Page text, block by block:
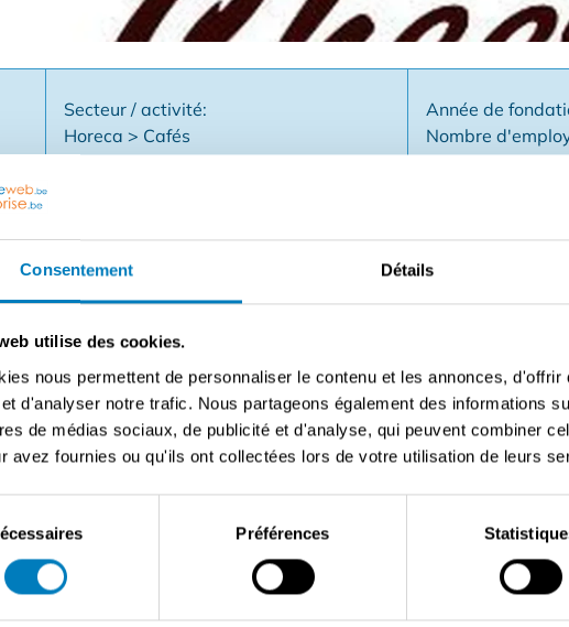
Consentement Détails
utilise des cookies.
nous permettent de personnaliser le contenu et les annonces,
d'analyser notre trafic. Nous partageons également des informations
de médias sociaux, de publicité et d'analyse, qui peuvent combiner
avez fournies ou qu'ils ont collectées lors de votre utilisation de leurs
Préférences
Secteur / activité:
Horeca > Cafés
Année de
Nombre
Type
à un emplacement de choix dans la région d'Anvers (coin) | nombre
actuellement avec 2 employés + 2 gérants | heures
les spectacles | obligation à InBev pour l'achat de fûts | libre
de reprise : 250.000 EUR | loyer réel seulement 450 EUR (3.750
: €3.500 (boissons) & €1.500 (snacks) Pour plus d'info/visite,
le formulaire de contact.
Contacter le vendeur